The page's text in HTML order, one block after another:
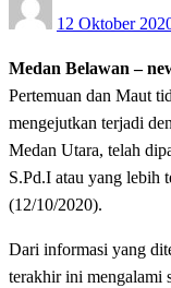
on
12 Oktober
Medan Belawan –
Pertemuan dan Maut
mengejutkan terjadi
Medan Utara, telah
S.Pd.I atau yang lebih
(12/10/2020).
Dari informasi yang
terakhir ini mengalami